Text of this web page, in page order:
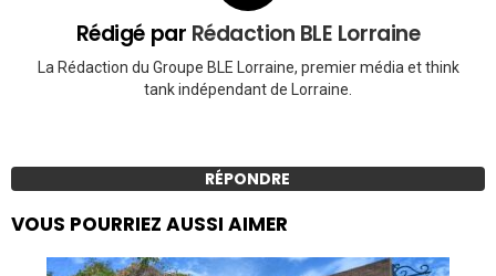
Rédigé par Rédaction BLE Lorraine
La Rédaction du Groupe BLE Lorraine, premier média et think
tank indépendant de Lorraine.
RÉPONDRE
VOUS POURRIEZ AUSSI AIMER